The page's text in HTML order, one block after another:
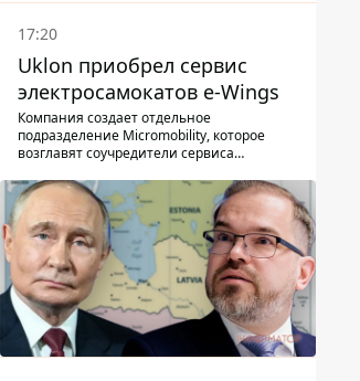
17:20
Uklon приобрел сервис
электросамокатов e-Wings
Компания создает отдельное
подразделение Micromobility, которое
возглавят соучредители сервиса